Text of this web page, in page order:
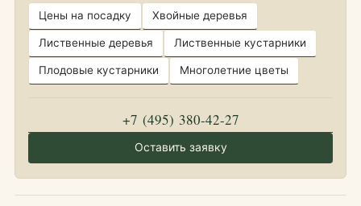
Цены на посадку Хвойные деревья
Лиственные деревья Лиственные кустарники
Плодовые кустарники Многолетние цветы
+7 (495) 380-42-27
Оставить заявку